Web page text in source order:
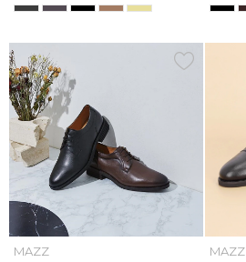
MAZZ
MAZZ
MAZZ
MAZZ
MAZZ
MAZZ
MAZZ
MAZZ
MAZZ
MAZZ
MAZZ
MAZZ